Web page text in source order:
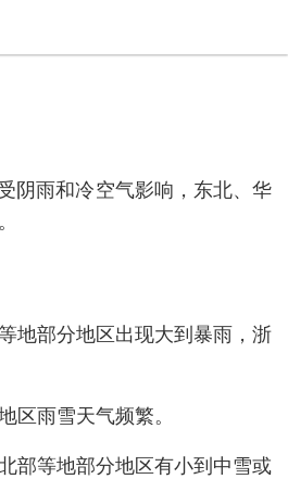
阴雨和冷空气影响，东北、华
地部分地区出现大到暴雨，浙
雨雪天气频繁。
部等地部分地区有小到中雪或